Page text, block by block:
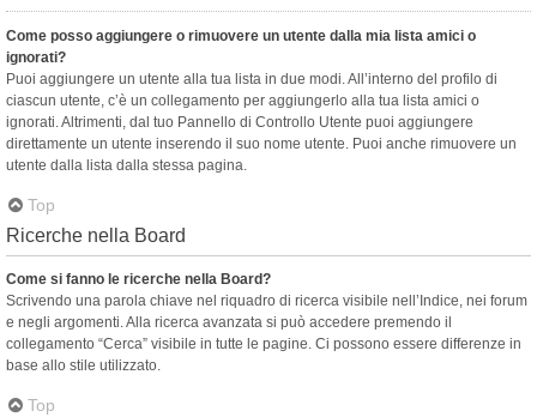
Come posso aggiungere o rimuovere un utente dalla mia lista amici o
ignorati?
Puoi aggiungere un utente alla tua lista in due modi. All’interno del profilo di
ciascun utente, c’è un collegamento per aggiungerlo alla tua lista amici o
ignorati. Altrimenti, dal tuo Pannello di Controllo Utente puoi aggiungere
direttamente un utente inserendo il suo nome utente. Puoi anche rimuovere un
utente dalla lista dalla stessa pagina.
Top
Ricerche nella Board
Come si fanno le ricerche nella Board?
Scrivendo una parola chiave nel riquadro di ricerca visibile nell’Indice, nei forum
e negli argomenti. Alla ricerca avanzata si può accedere premendo il
collegamento “Cerca” visibile in tutte le pagine. Ci possono essere differenze in
base allo stile utilizzato.
Top